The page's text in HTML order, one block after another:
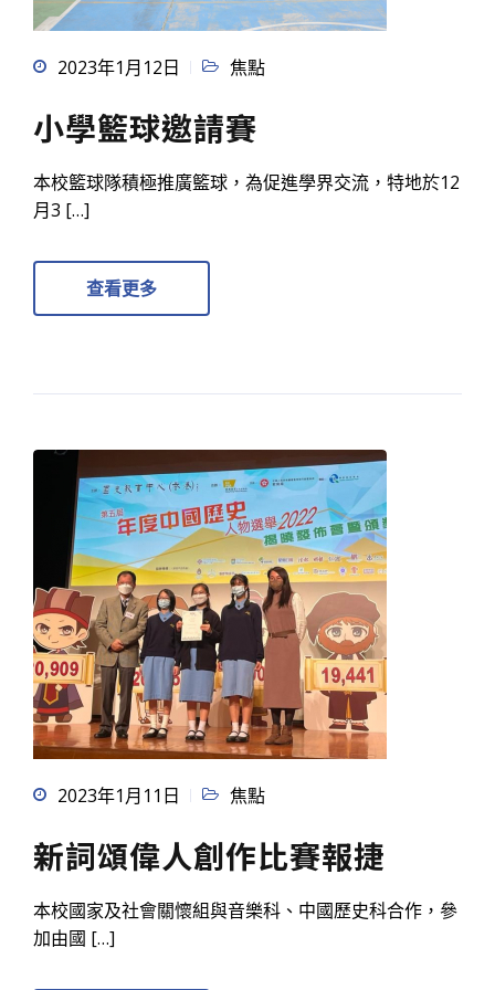
2023年1月12日 焦點
小學籃球邀請賽
本校籃球隊積極推廣籃球，為促進學界交流，特地於12
月3 […]
查看更多
2023年1月11日 焦點
新詞頌偉人創作比賽報捷
本校國家及社會關懷組與音樂科、中國歷史科合作，參
加由國 […]